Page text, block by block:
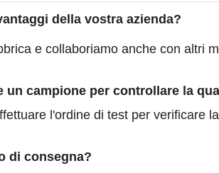
della vostra azienda?
e collaboriamo anche con altri
un campione per controllare la
l'ordine di test per verificare
di consegna?